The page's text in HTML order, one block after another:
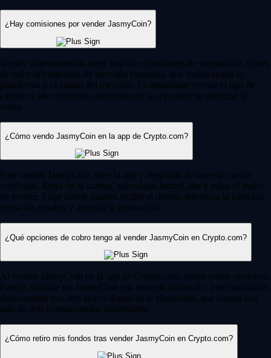
¿Hay comisiones por vender JasmyCoin?
Vender criptomonedas suele implicar comisiones de transacción, costes
de red o diferenciales de mercado (spreads), que varían según la
plataforma y el estado del mercado. Es importante revisar el tipo de
cambio y las comisiones aplicables en la app antes de autorizar la
venta.
¿Cómo vendo JasmyCoin en la app de Crypto.com?
Para vender JasmyCoin, abre la app y asegúrate de tener la cuenta
verificada. Entra en tu cartera, selecciona JasmyCoin y pulsa el botón
de vender. Elige dónde quieres recibir el dinero, introduce la cantidad,
revisa los detalles y autoriza la transacción.
¿Qué opciones de cobro tengo al vender JasmyCoin en Crypto.com?
Al vender JasmyCoin en la app de Crypto.com, tienes varias opciones.
Puedes cambiar tus JasmyCoin por moneda fiat local o intercambiarlos
directamente por otro activo digital de la plataforma, que cuenta con
más de 400 criptomonedas disponibles.
¿Cómo retiro mis fondos tras vender JasmyCoin en Crypto.com?